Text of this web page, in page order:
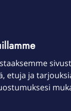
Elisa Kotiverkko
Elisa Pilvilinna
Elisa
Elisa
etuja ja